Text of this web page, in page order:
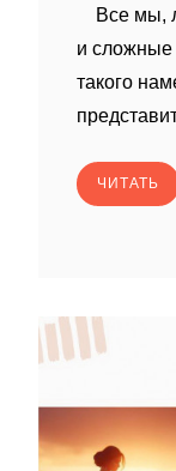
Все мы,
и сложные
такого
ЧИТАТЬ